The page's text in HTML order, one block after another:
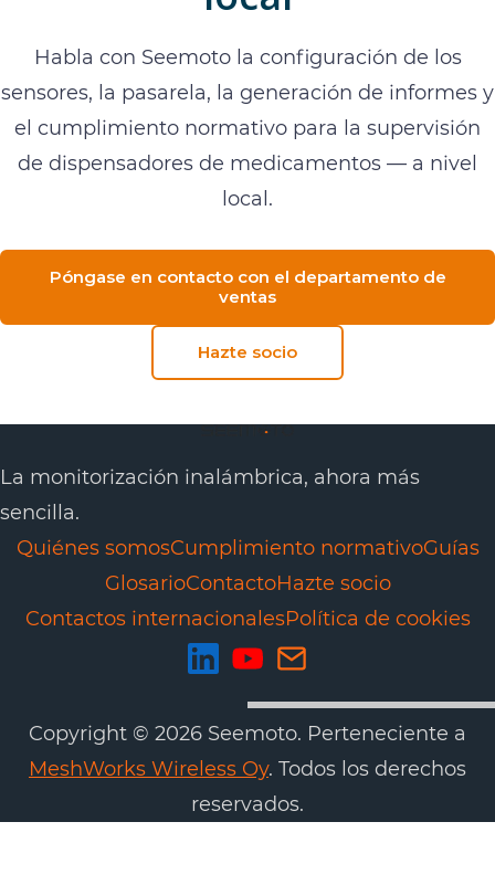
Habla con Seemoto la configuración de los
sensores, la pasarela, la generación de informes y
el cumplimiento normativo para la supervisión
de dispensadores de medicamentos — a nivel
local.
Póngase en contacto con el departamento de
ventas
Hazte socio
La monitorización inalámbrica, ahora más
sencilla.
Quiénes somosCumplimiento normativoGuías
GlosarioContactoHazte socio
Contactos internacionalesPolítica de cookies
Copyright © 2026 Seemoto. Perteneciente a
MeshWorks Wireless Oy. Todos los derechos
reservados.